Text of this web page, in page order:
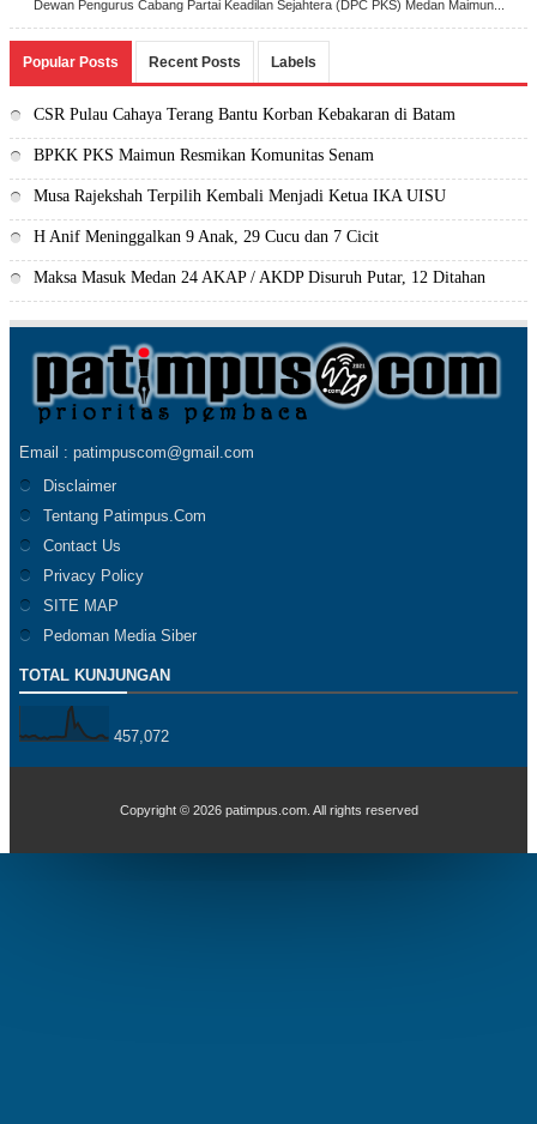
Dewan Pengurus Cabang Partai Keadilan Sejahtera (DPC PKS) Medan Maimun...
Popular Posts Recent Posts Labels
CSR Pulau Cahaya Terang Bantu Korban Kebakaran di Batam
BPKK PKS Maimun Resmikan Komunitas Senam
Musa Rajekshah Terpilih Kembali Menjadi Ketua IKA UISU
H Anif Meninggalkan 9 Anak, 29 Cucu dan 7 Cicit
Maksa Masuk Medan 24 AKAP / AKDP Disuruh Putar, 12 Ditahan
Email : patimpuscom@gmail.com
Disclaimer
Tentang Patimpus.Com
Contact Us
Privacy Policy
SITE MAP
Pedoman Media Siber
TOTAL KUNJUNGAN
457,072
Copyright © 2026 patimpus.com. All rights reserved